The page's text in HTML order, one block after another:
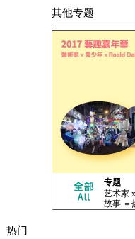
其他专题
专题
艺术家
故事 ＝
热门